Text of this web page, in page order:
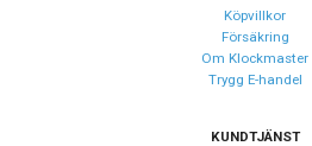
Köpvillkor
Försäkring
Om Klockmaster
Trygg E-handel
KUNDTJÄNST